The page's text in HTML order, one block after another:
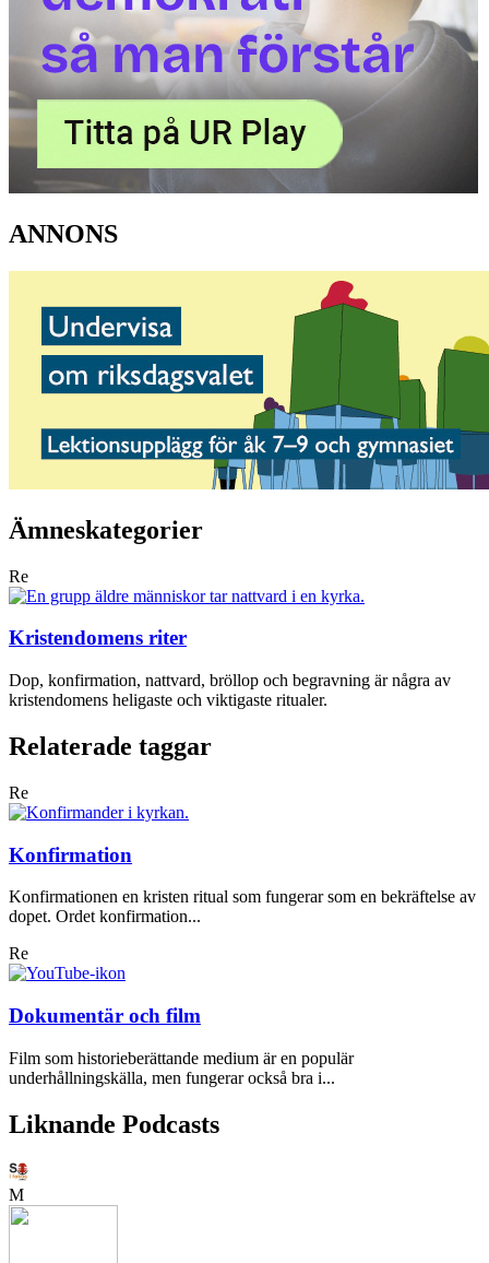
ANNONS
Ämneskategorier
Re
Kristendomens riter
Dop, konfirmation, nattvard, bröllop och begravning är några av
kristendomens heligaste och viktigaste ritualer.
Relaterade taggar
Re
Konfirmation
Konfirmationen en kristen ritual som fungerar som en bekräftelse av
dopet. Ordet konfirmation...
Re
Dokumentär och film
Film som historieberättande medium är en populär
underhållningskälla, men fungerar också bra i...
Liknande Podcasts
M